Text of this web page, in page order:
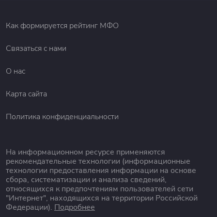
Как формируется рейтинг МФО
Связаться с нами
О нас
Карта сайта
Политика конфиденциальности
На информационном ресурсе применяются
рекомендательные технологии (информационные
технологии предоставления информации на основе
сбора, систематизации и анализа сведений,
относящихся к предпочтениям пользователей сети
"Интернет", находящихся на территории Российской
Федерации). Подробнее